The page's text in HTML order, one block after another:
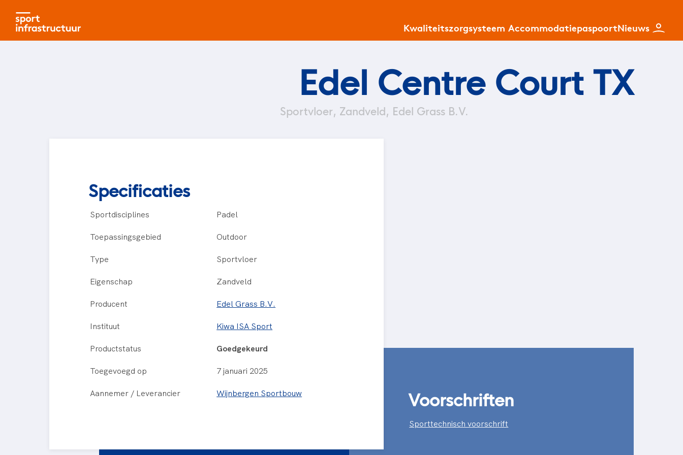
Kwaliteitszorgsysteem AccommodatiepaspoortNieuws
Edel Centre Court TX
Sportvloer, Zandveld, Edel Grass B.V.
Specificaties
Sportdisciplines
Padel
Toepassingsgebied
Outdoor
Type
Sportvloer
Eigenschap
Zandveld
Producent
Edel Grass B.V.
Instituut
Kiwa ISA Sport
Productstatus
Goedgekeurd
Toegevoegd op
7 januari 2025
Aannemer / Leverancier
Wijnbergen Sportbouw Voorschriften
Sporttechnisch voorschrift